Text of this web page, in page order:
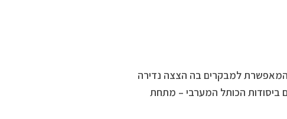
למבקרים בה הצצה נדירה
ביסודות הכותל המערבי – מתחת